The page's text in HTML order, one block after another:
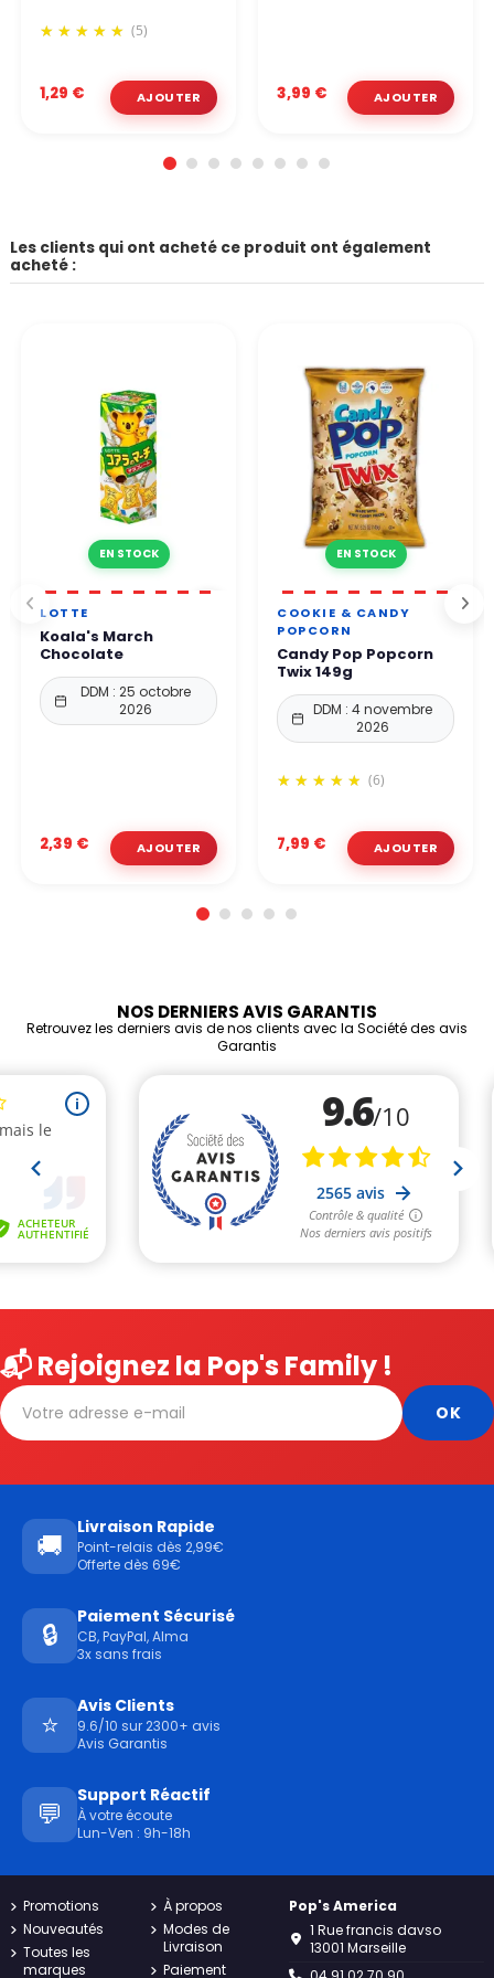
(5)
1,29 € 3,99 €
Les clients qui ont acheté ce produit ont également
acheté :
EN STOCK
LOTTE
Koala's March
Chocolate
DDM : 25 octobre
2026
2,39 €
EN STOCK
COOKIE & CANDY
POPCORN
Candy Pop Popcorn
Twix 149g
DDM : 4 novembre
2026
(6)
7,99 €
NOS DERNIERS AVIS GARANTIS
Retrouvez les derniers avis de nos clients avec la Société des avis
Garantis
📬 Rejoignez la Pop's Family !
🚚
Livraison Rapide
Point-relais dès 2,99€
Offerte dès 69€
🔒
Paiement Sécurisé
CB, PayPal, Alma
3x sans frais
⭐
Avis Clients
9.6/10 sur 2300+ avis
Avis Garantis
💬
Support Réactif
À votre écoute
Lun-Ven : 9h-18h
Promotions
Nouveautés
Toutes les
marques
À propos
Modes de
Livraison
Paiement
Pop's America
1 Rue francis davso
13001 Marseille